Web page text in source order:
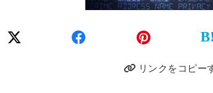
B!
リンクをコピー